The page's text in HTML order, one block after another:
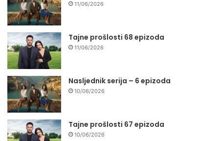
11/06/2026
Tajne prošlosti 68 epizoda
11/06/2026
Nasljednik serija – 6 epizoda
10/06/2026
Tajne prošlosti 67 epizoda
10/06/2026